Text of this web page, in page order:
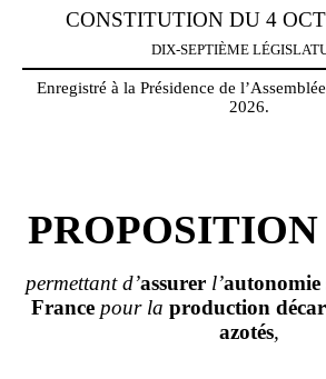
CONSTITUTION DU 4
DIX-SEPTIÈME
Enregistré à la Présidence de
2026.
permettant d’assurerl’autonomie
Francepour la production
azotés,